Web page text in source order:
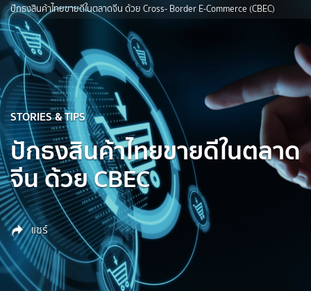
ปักธงสินค้าไทยขายดีในตลาดจีน ด้วย Cross- Border E-Commerce (CBEC)
STORIES & TIPS
ปักธงสินค้าไทยขายดีในตลาด
จีน ด้วย CBEC
แชร์